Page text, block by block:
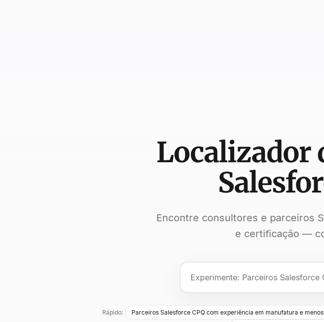
Localizador
Encontre consultores e parceiros
e certificação —
Rápido: Parceiros Salesforce CPQ com experiência em manufatura e